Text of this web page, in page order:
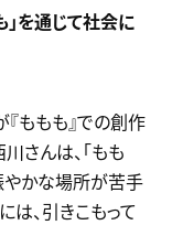
を通じて社会に
ももも』での創作
さんは、「もも
やかな場所が苦手
は、引きこもって